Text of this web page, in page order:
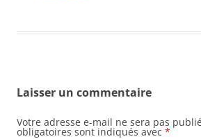
Laisser un commentaire
Votre adresse e-mail ne sera pas
obligatoires sont indiqués avec *